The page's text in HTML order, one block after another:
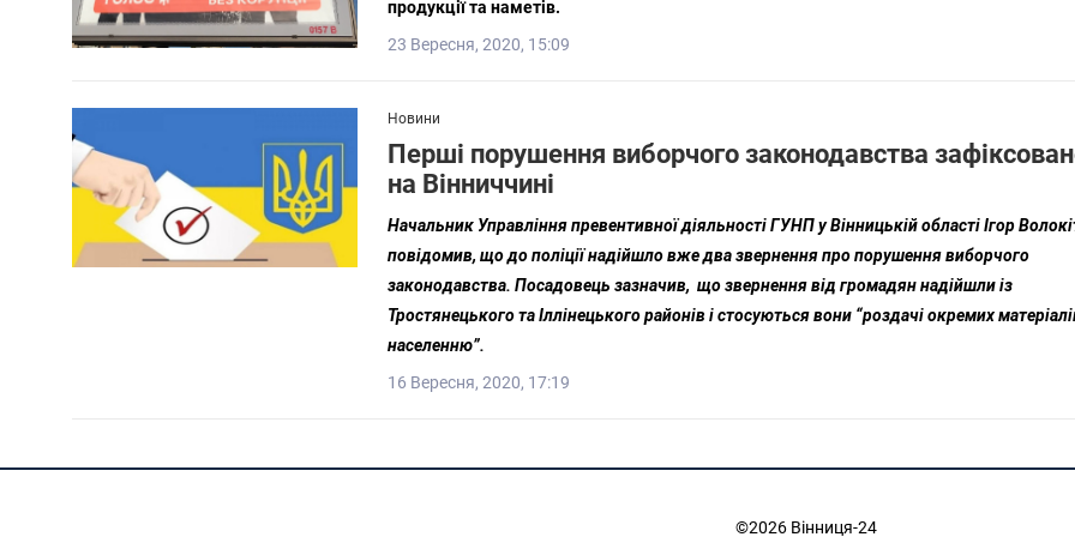
продукції та наметів.
23 Вересня, 2020, 15:09
Новини
Перші порушення виборчого законодавства
на Вінниччині
Начальник Управління превентивної діяльності ГУНП у Вінницькій області Ігор
повідомив, що до поліції надійшло вже два звернення про порушення виборчого
законодавства. Посадовець зазначив, що звернення від громадян надійшли із
Тростянецького та Іллінецького районів і стосуються вони “роздачі окремих
населенню”.
16 Вересня, 2020, 17:19
©2026 Вінниця-24